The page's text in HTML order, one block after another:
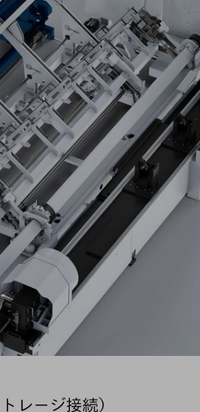
レージ接続）